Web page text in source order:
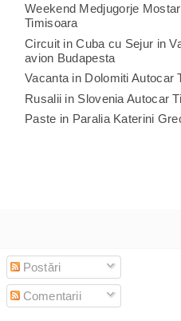
Weekend Medjugorje
Timisoara
Circuit in Cuba cu Sejur in
avion Budapesta
Vacanta in Dolomiti Autocar
Rusalii in Slovenia Autocar
Paste in Paralia Katerini
Postări
Comentarii